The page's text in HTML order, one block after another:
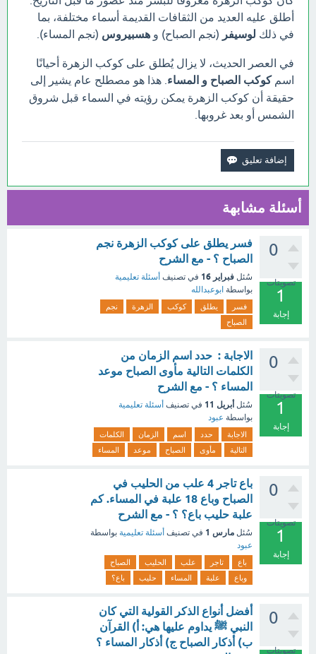
أطلق عليه العديد من الثقافات القديمة أسماء مختلفة، بما
في ذلك لوسيفر (نجم الصباح) و هسبيروس (نجم المساء).
في العصر الحديث، لا يزال يُطلق على كوكب الزهرة أحيانًا
اسمكوكب الصباح و المساء . هذا هو مصطلح عام يشير إلى
حقيقة أن كوكب الزهرة يمكن رؤيته في السماء قبل شروق
الشمس أو بعد غروبها.
أسئلة مشابهة
0
تصويتات
1
إجابة
فسر يطلق على كوكب الزهرة نجم
الصباح ؟ - مع الشرح
سُئل فبراير 16 في تصنيف أسئلة تعليمية
بواسطة ابوعبدالله
فسر يطلق كوكب الزهرة
نجم
الصباح
0
تصويتات
1
إجابة
الاجابة : حدد اسم الزمان من
الكلمات التالية مأوى الصباح موعد
المساء ؟ - مع الشرح
سُئل أبريل 11 في تصنيف أسئلة تعليمية
بواسطة عبود
الاجابة حدد اسم الزمان
الكلمات
التالية
مأوى الصباح موعد المساء
0
تصويتات
1
إجابة
باع تاجر 4 علب من الحليب في
الصباح وباع 18 علبة في المساء. كم
علبة حليب باع؟ ؟ - مع الشرح
سُئل مارس 1 في تصنيف أسئلة تعليمية بواسطة
عبود
باع تاجر علب الحليب
الصباح
وباع
علبة المساء حليب باع؟
0
تصويتات
أفضل أنواع الذكر القولية التي كان
النبي ﷺ يداوم عليها هي: أ) القرآن
ب) أذكار الصباح ج) أذكار المساء ؟